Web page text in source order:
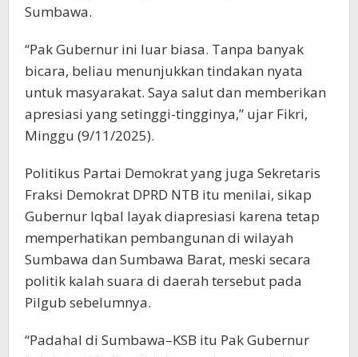
Sumbawa.
“Pak Gubernur ini luar biasa. Tanpa banyak
bicara, beliau menunjukkan tindakan nyata
untuk masyarakat. Saya salut dan memberikan
apresiasi yang setinggi-tingginya,” ujar Fikri,
Minggu (9/11/2025).
Politikus Partai Demokrat yang juga Sekretaris
Fraksi Demokrat DPRD NTB itu menilai, sikap
Gubernur Iqbal layak diapresiasi karena tetap
memperhatikan pembangunan di wilayah
Sumbawa dan Sumbawa Barat, meski secara
politik kalah suara di daerah tersebut pada
Pilgub sebelumnya.
“Padahal di Sumbawa–KSB itu Pak Gubernur